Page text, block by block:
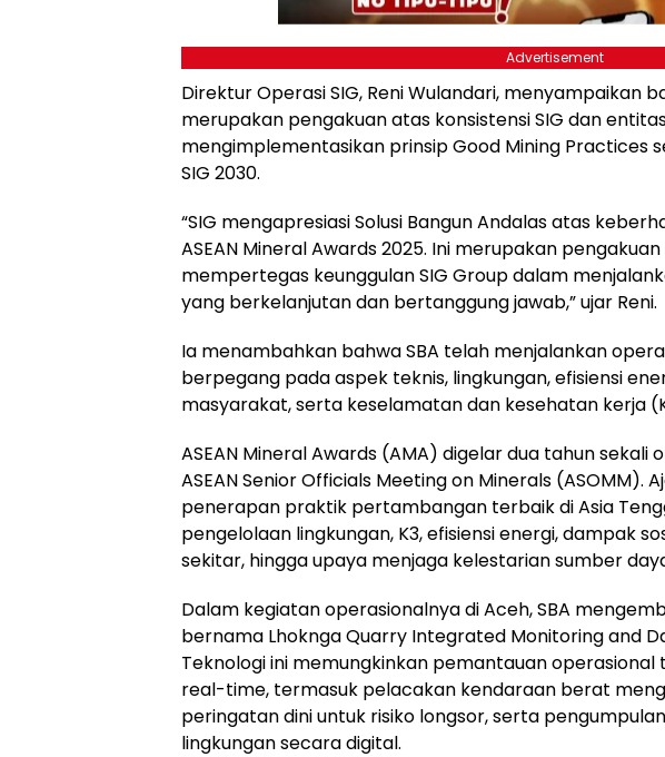
Advertisement
Direktur Operasi SIG, Reni Wulandari, menyampaikan
merupakan pengakuan atas konsistensi SIG dan
mengimplementasikan prinsip Good Mining Practices
SIG 2030.
“SIG mengapresiasi Solusi Bangun Andalas atas
ASEAN Mineral Awards 2025. Ini merupakan
mempertegas keunggulan SIG Group dalam
yang berkelanjutan dan bertanggung jawab,” ujar Reni.
Ia menambahkan bahwa SBA telah menjalankan
berpegang pada aspek teknis, lingkungan, efisiensi
masyarakat, serta keselamatan dan kesehatan kerja
ASEAN Mineral Awards (AMA) digelar dua tahun sekali
ASEAN Senior Officials Meeting on Minerals (ASOMM).
penerapan praktik pertambangan terbaik di Asia
pengelolaan lingkungan, K3, efisiensi energi, dampak
sekitar, hingga upaya menjaga kelestarian sumber
Dalam kegiatan operasionalnya di Aceh, SBA
bernama Lhoknga Quarry Integrated Monitoring and
Teknologi ini memungkinkan pemantauan
real-time, termasuk pelacakan kendaraan berat
peringatan dini untuk risiko longsor, serta
lingkungan secara digital.